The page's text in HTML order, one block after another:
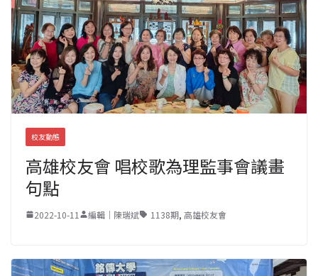
校友動態
高雄校友會 唱校歌為理監事會議畫
句點
2022-10-11 編輯｜陳瑞斌 1138期, 高雄校友會